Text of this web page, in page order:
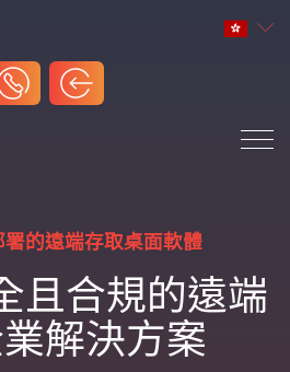
的遠端存取桌面軟體
且合規的遠端
解決方案